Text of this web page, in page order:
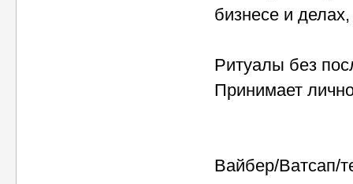
бизнесе и
Ритуалы без
Принимает
Вайбер/Ватсап/